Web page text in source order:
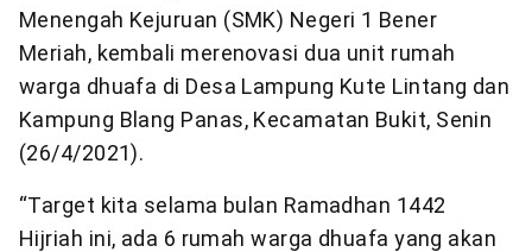
Menengah Kejuruan (SMK) Negeri 1 Bener
Meriah, kembali merenovasi dua unit rumah
warga dhuafa di Desa Lampung Kute Lintang dan
Kampung Blang Panas, Kecamatan Bukit, Senin
(26/4/2021).
“Target kita selama bulan Ramadhan 1442
Hijriah ini, ada 6 rumah warga dhuafa yang akan